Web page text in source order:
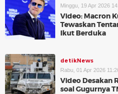
Minggu, 19 Apr 2026
Video: Macron
Tewaskan
Ikut Berduka
detikNews
Rabu, 01 Apr 2026
Video Desakan
soal Gugurnya